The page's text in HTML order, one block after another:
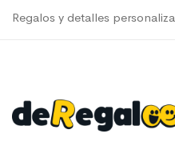
Regalos y detalles